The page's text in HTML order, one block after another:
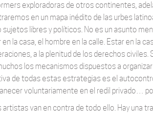
exploradoras de otros continentes,
en un mapa inédito de las urbes
sujetos libres y políticos. No es un asunto
en la casa, el hombre en la calle. Estar en la
a la plenitud de los derechos
los mecanismos dispuestos a
de todas estas estrategias es el
voluntariamente en el redil privado…
artistas van en contra de todo ello. Hay una